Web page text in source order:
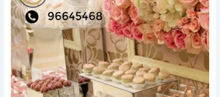
الكويت
|
96645468|
الاخوة
للضيافة